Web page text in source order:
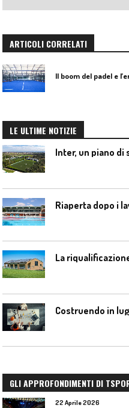
ARTICOLI CORRELATI
Il boom del padel e
LE ULTIME NOTIZIE
Riaperta dopo i
La
Costruendo in
GLI APPROFONDIMENTI DI
22 Aprile 2026